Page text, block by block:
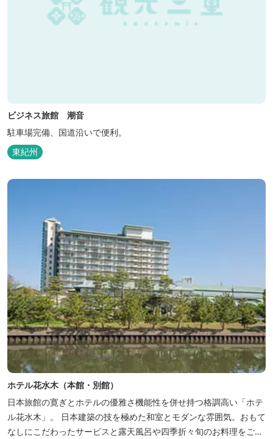
ビジネス旅館 潮音
駐車場完備、国道沿いで便利。
東紀州
ホテル花水木（本館・別館）
日本旅館の寛ぎとホテルの優雅さ機能性を併せ持つ格調高い「ホテ
ル花水木」。 日本建築の技を極めた和室とモダンな雰囲気。おもて
なしにこだわったサービスと露天風呂や四季折々旬のお料理をご満